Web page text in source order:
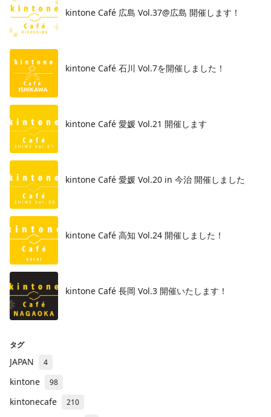
kintone Café 広島 Vol.37@広島 開催します！
​kintone Café 石川 Vol.7を開催しました！
kintone Café 愛媛 Vol.21 開催します
kintone Café 愛媛 Vol.20 in 今治 開催しました
kintone Café 高知 Vol.24 開催しました！
kintone Café 長岡 Vol.3 開催いたします！
タグ
JAPAN 4
kintone 98
kintonecafe 210